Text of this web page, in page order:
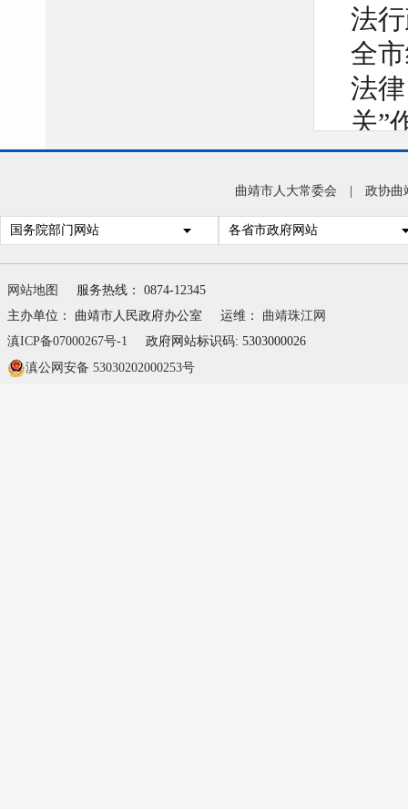
法
全
法
关”
会
高
步
动
曲靖市人大常委会 政协曲
国务院部门网站 各省市政府网站
网站地图
服务热线： 0874-12345
主办单位： 曲靖市人民政府办公室
运维： 曲靖珠江网
滇ICP备07000267号-1
政府网站标识码: 5303000026
滇公网安备 53030202000253号